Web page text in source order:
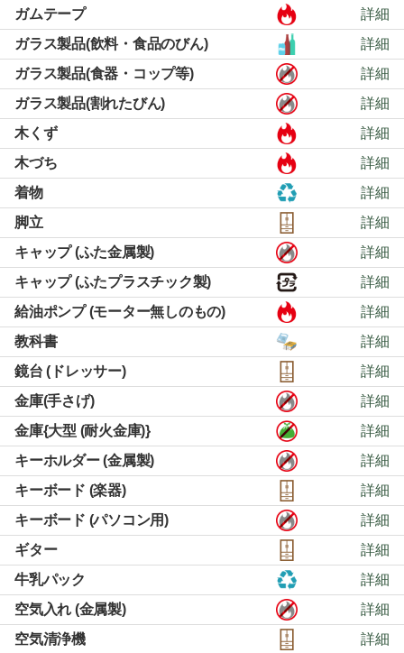
ガムテープ
詳細
ガラス製品(飲料・食品のびん)
詳細
ガラス製品(食器・コップ等)
詳細
ガラス製品(割れたびん)
詳細
木くず
詳細
木づち
詳細
着物
詳細
脚立
詳細
キャップ (ふた金属製)
詳細
キャップ (ふたプラスチック製)
詳細
給油ポンプ (モーター無しのもの)
詳細
教科書
詳細
鏡台 (ドレッサー)
詳細
金庫(手さげ)
詳細
金庫{大型 (耐火金庫)}
詳細
キーホルダー (金属製)
詳細
キーボード (楽器)
詳細
キーボード (パソコン用)
詳細
ギター
詳細
牛乳パック
詳細
空気入れ (金属製)
詳細
空気清浄機
詳細